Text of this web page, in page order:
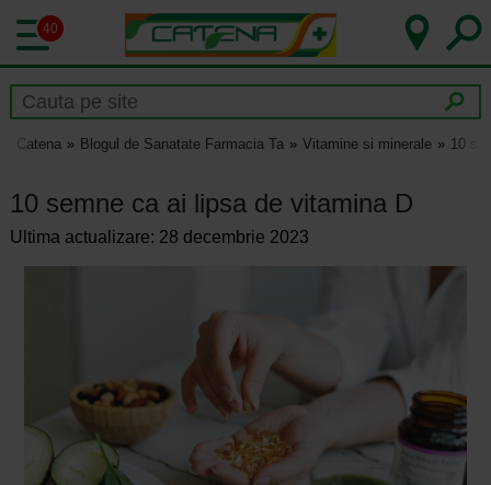
40
Catena Blogul de Sanatate Farmacia Ta Vitamine si minerale 10
10 semne ca ai lipsa de vitamina D
Ultima actualizare: 28 decembrie 2023